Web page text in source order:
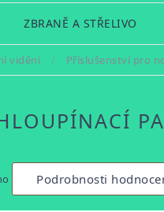
ZBRANĚ A STŘELIVO
vidění / Příslušenství pro
Podrobnosti